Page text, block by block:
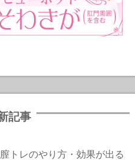
記事
トレのやり方・効果が出る